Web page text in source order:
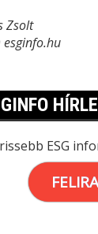
Zsolt
esginfo.hu
ESG